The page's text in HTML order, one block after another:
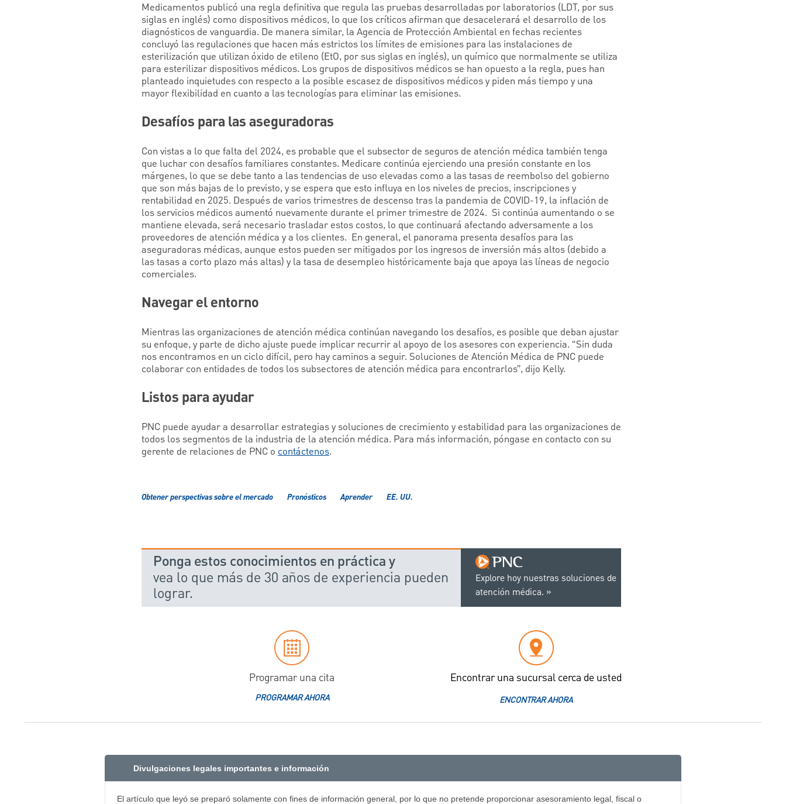
Medicamentos publicó una regla definitiva que regula las pruebas desarrolladas por laboratorios (LDT, por sus
siglas en inglés) como dispositivos médicos, lo que los críticos afirman que desacelerará el desarrollo de los
diagnósticos de vanguardia. De manera similar, la Agencia de Protección Ambiental en fechas recientes
concluyó las regulaciones que hacen más estrictos los límites de emisiones para las instalaciones de
esterilización que utilizan óxido de etileno (EtO, por sus siglas en inglés), un químico que normalmente se utiliza
para esterilizar dispositivos médicos. Los grupos de dispositivos médicos se han opuesto a la regla, pues han
planteado inquietudes con respecto a la posible escasez de dispositivos médicos y piden más tiempo y una
mayor flexibilidad en cuanto a las tecnologías para eliminar las emisiones.
Desafíos para las aseguradoras
Con vistas a lo que falta del 2024, es probable que el subsector de seguros de atención médica también tenga
que luchar con desafíos familiares constantes. Medicare continúa ejerciendo una presión constante en los
márgenes, lo que se debe tanto a las tendencias de uso elevadas como a las tasas de reembolso del gobierno
que son más bajas de lo previsto, y se espera que esto influya en los niveles de precios, inscripciones y
rentabilidad en 2025. Después de varios trimestres de descenso tras la pandemia de COVID-19, la inflación de
los servicios médicos aumentó nuevamente durante el primer trimestre de 2024. Si continúa aumentando o se
mantiene elevada, será necesario trasladar estos costos, lo que continuará afectando adversamente a los
proveedores de atención médica y a los clientes. En general, el panorama presenta desafíos para las
aseguradoras médicas, aunque estos pueden ser mitigados por los ingresos de inversión más altos (debido a
las tasas a corto plazo más altas) y la tasa de desempleo históricamente baja que apoya las líneas de negocio
comerciales.
Navegar el entorno
Mientras las organizaciones de atención médica continúan navegando los desafíos, es posible que deban ajustar
su enfoque, y parte de dicho ajuste puede implicar recurrir al apoyo de los asesores con experiencia. “Sin duda
nos encontramos en un ciclo difícil, pero hay caminos a seguir. Soluciones de Atención Médica de PNC puede
colaborar con entidades de todos los subsectores de atención médica para encontrarlos”, dijo Kelly.
Listos para ayudar
PNC puede ayudar a desarrollar estrategias y soluciones de crecimiento y estabilidad para las organizaciones de
todos los segmentos de la industria de la atención médica. Para más información, póngase en contacto con su
gerente de relaciones de PNC o contáctenos.
Obtener perspectivas sobre el mercado Pronósticos Aprender EE. UU.
Explore hoy nuestras soluciones de
atención médica.
Ponga estos conocimientos en práctica y
vea lo que más de 30 años de experiencia pueden
lograr.
Programar una cita
PROGRAMAR AHORA
Encontrar una sucursal cerca de usted
ENCONTRAR AHORA
Divulgaciones legales importantes e información
El artículo que leyó se preparó solamente con fines de información general, por lo que no pretende proporcionar asesoramiento legal, fiscal o